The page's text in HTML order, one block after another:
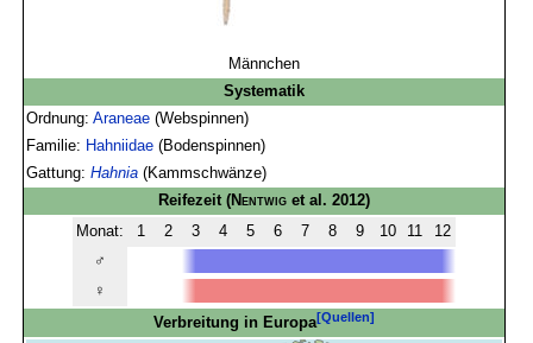
Männchen
Systematik
Ordnung:Araneae (Webspinnen)
Familie: Hahniidae (Bodenspinnen)
Gattung:Hahnia (Kammschwänze)
Reifezeit(Nentwig et al. 2012)
Monat:
1 2 3 4 5 6 7 8 9 10 11
12
♂
♀
Verbreitung in Europa[Quellen]